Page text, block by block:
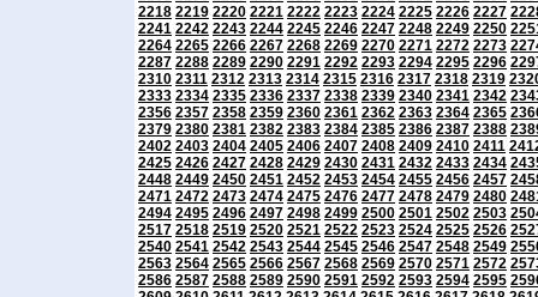
2218 2219 2220 2221 2222 2223 2224 2225 2226 2227
2241 2242 2243 2244 2245 2246 2247 2248 2249 2250
2264 2265 2266 2267 2268 2269 2270 2271 2272 2273
2287 2288 2289 2290 2291 2292 2293 2294 2295 2296
2310 2311 2312 2313 2314 2315 2316 2317 2318 2319
2333 2334 2335 2336 2337 2338 2339 2340 2341 2342
2356 2357 2358 2359 2360 2361 2362 2363 2364 2365
2379 2380 2381 2382 2383 2384 2385 2386 2387 2388
2402 2403 2404 2405 2406 2407 2408 2409 2410 2411
2425 2426 2427 2428 2429 2430 2431 2432 2433 2434
2448 2449 2450 2451 2452 2453 2454 2455 2456 2457
2471 2472 2473 2474 2475 2476 2477 2478 2479 2480
2494 2495 2496 2497 2498 2499 2500 2501 2502 2503
2517 2518 2519 2520 2521 2522 2523 2524 2525 2526
2540 2541 2542 2543 2544 2545 2546 2547 2548 2549
2563 2564 2565 2566 2567 2568 2569 2570 2571 2572
2586 2587 2588 2589 2590 2591 2592 2593 2594 2595